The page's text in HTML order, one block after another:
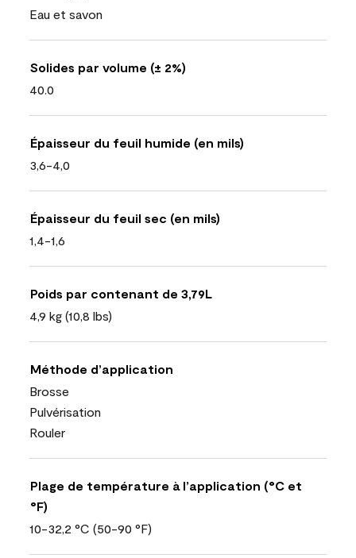
Eau et savon
Solides par volume (± 2%)
40.0
Épaisseur du feuil humide (en mils)
3,6-4,0
Épaisseur du feuil sec (en mils)
1,4-1,6
Poids par contenant de 3,79L
4,9 kg (10,8 lbs)
Méthode d’application
Brosse
Pulvérisation
Rouler
Plage de température à l’application (°C et
°F)
10-32,2 °C (50-90 °F)